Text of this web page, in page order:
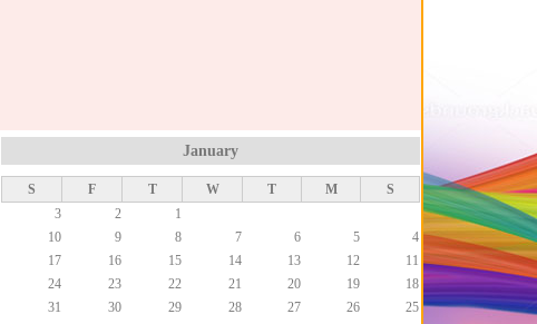
January
S
M
T
W
T
F
S
1
2
3
4
5
6
7
8
9
10
11
12
13
14
15
16
17
18
19
20
21
22
23
24
25
26
27
28
29
30
31